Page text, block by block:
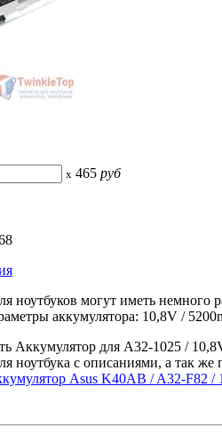
x 465 руб
ноутбуков могут иметь немного
аккумулятора: 10,8V /
Аккумулятор для A32-1025 /
ноутбука с описаниями, а так
Asus K40AB / A32-F82 /